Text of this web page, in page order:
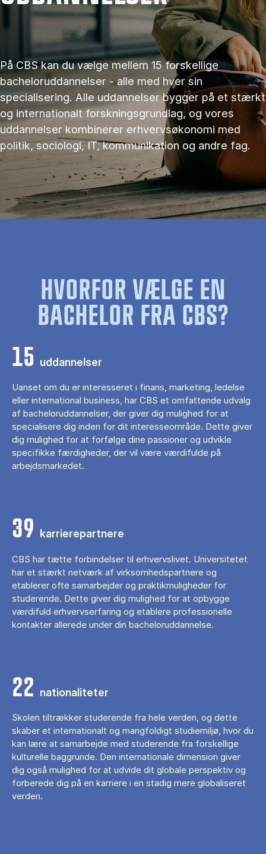
På CBS kan du vælge mellem 15 forskellige
bacheloruddannelser - alle med hver sin
specialisering. Alle uddannelser bygger på et stærkt
og internationalt forskningsgrundlag, og vores
uddannelser kombinerer erhvervsøkonomi med
politik, sociologi, IT, kommunikation og andre fag.
HVORFOR VÆLGE EN
BACHELOR FRA CBS?
15 uddannelser
Uanset om du er interesseret i finans, marketing, ledelse
eller international business, har CBS et omfattende udvalg
af bacheloruddannelser, der giver dig mulighed for at
specialisere dig inden for dit interesseområde. Dette giver
dig mulighed for at forfølge dine passioner og udvikle
specifikke færdigheder, der vil være værdifulde på
arbejdsmarkedet.
39 karrierepartnere
CBS har tætte forbindelser til erhvervslivet. Universitetet
har et stærkt netværk af virksomhedspartnere og
etablerer ofte samarbejder og praktikmuligheder for
studerende. Dette giver dig mulighed for at opbygge
værdifuld erhvervserfaring og etablere professionelle
kontakter allerede under din bacheloruddannelse.
22 nationaliteter
Skolen tiltrækker studerende fra hele verden, og dette
skaber et internationalt og mangfoldigt studiemiljø, hvor du
kan lære at samarbejde med studerende fra forskellige
kulturelle baggrunde. Den internationale dimension giver
dig også mulighed for at udvide dit globale perspektiv og
forberede dig på en karriere i en stadig mere globaliseret
verden.